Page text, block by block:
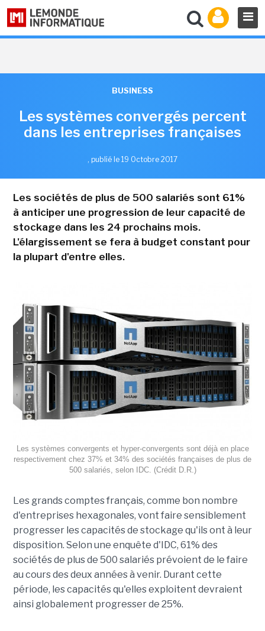
BUSINESS
Les systèmes convergés percent
dans les entreprises françaises
, publié le 19 Octobre 2017
Les sociétés de plus de 500 salariés sont 61%
à anticiper une progression de leur capacité de
stockage dans les 24 prochains mois.
L'élargissement se fera à budget constant pour
la plupart d'entre elles.
Les systèmes convergents et hyper-convergents sont déjà en place
respectivement chez 37% et 34% des sociétés françaises de plus de
500 salariés, selon IDC. (Crédit D.R.)
Les grands comptes français, comme bon nombre
d'entreprises hexagonales, vont faire sensiblement
progresser les capacités de stockage qu'ils ont à leur
disposition. Selon une enquête d'IDC, 61% des
sociétés de plus de 500 salariés prévoient de le faire
au cours des deux années à venir. Durant cette
période, les capacités qu'elles exploitent devraient
ainsi globalement progresser de 25%.